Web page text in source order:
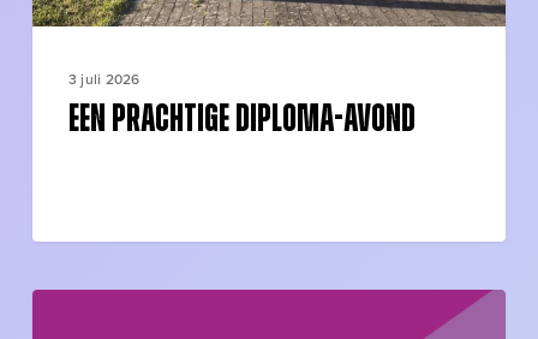
3 juli 2026
Een prachtige diploma-avond